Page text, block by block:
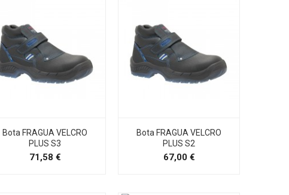
Bota FRAGUA VELCRO
PLUS S3
71,58 €Precio
Bota FRAGUA VELCRO
PLUS S2
67,00 €Precio